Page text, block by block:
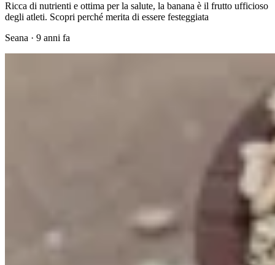
Ricca di nutrienti e ottima per la salute, la banana è il frutto ufficioso
degli atleti. Scopri perché merita di essere festeggiata
Seana · 9 anni fa